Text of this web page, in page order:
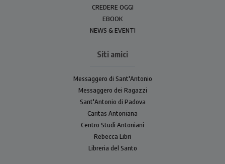
CREDERE OGGI
EBOOK
NEWS & EVENTI
Siti amici
Messaggero di Sant'Antonio
Messaggero dei Ragazzi
Sant'Antonio di Padova
Caritas Antoniana
Centro Studi Antoniani
Rebecca Libri
Libreria del Santo